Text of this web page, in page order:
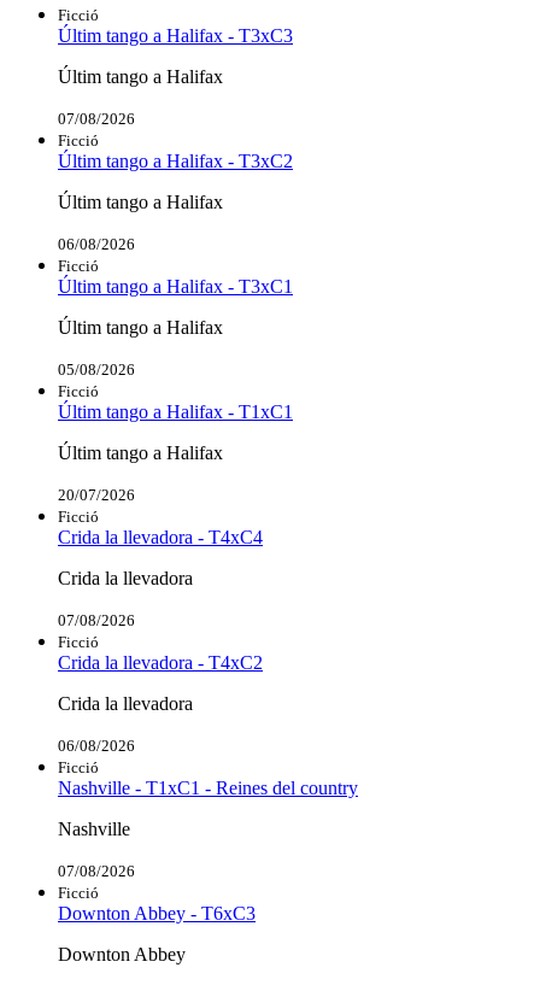
Ficció
Últim tango a Halifax - T3xC3
Últim tango a Halifax
07/08/2026
Ficció
Últim tango a Halifax - T3xC2
Últim tango a Halifax
06/08/2026
Ficció
Últim tango a Halifax - T3xC1
Últim tango a Halifax
05/08/2026
Ficció
Últim tango a Halifax - T1xC1
Últim tango a Halifax
20/07/2026
Ficció
Crida la llevadora - T4xC4
Crida la llevadora
07/08/2026
Ficció
Crida la llevadora - T4xC2
Crida la llevadora
06/08/2026
Ficció
Nashville - T1xC1 - Reines del country
Nashville
07/08/2026
Ficció
Downton Abbey - T6xC3
Downton Abbey